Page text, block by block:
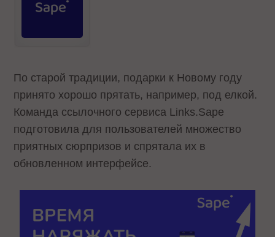
По старой традиции, подарки к Новому году
принято хорошо прятать, например, под елкой.
Команда ссылочного сервиса Links.Sape
подготовила для пользователей множество
приятных сюрпризов и спрятала их в
обновленном интерфейсе.